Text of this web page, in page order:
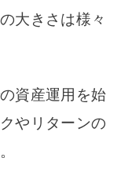
大きさは様々
資産運用を始
やリターンの